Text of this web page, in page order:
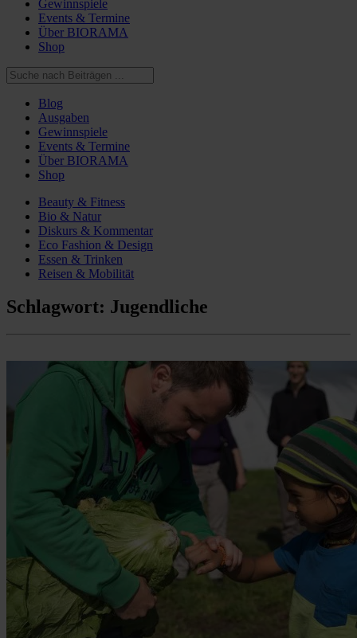
Gewinnspiele
Events & Termine
Über BIORAMA
Shop
Blog
Ausgaben
Gewinnspiele
Events & Termine
Über BIORAMA
Shop
Beauty & Fitness
Bio & Natur
Diskurs & Kommentar
Eco Fashion & Design
Essen & Trinken
Reisen & Mobilität
Schlagwort: Jugendliche